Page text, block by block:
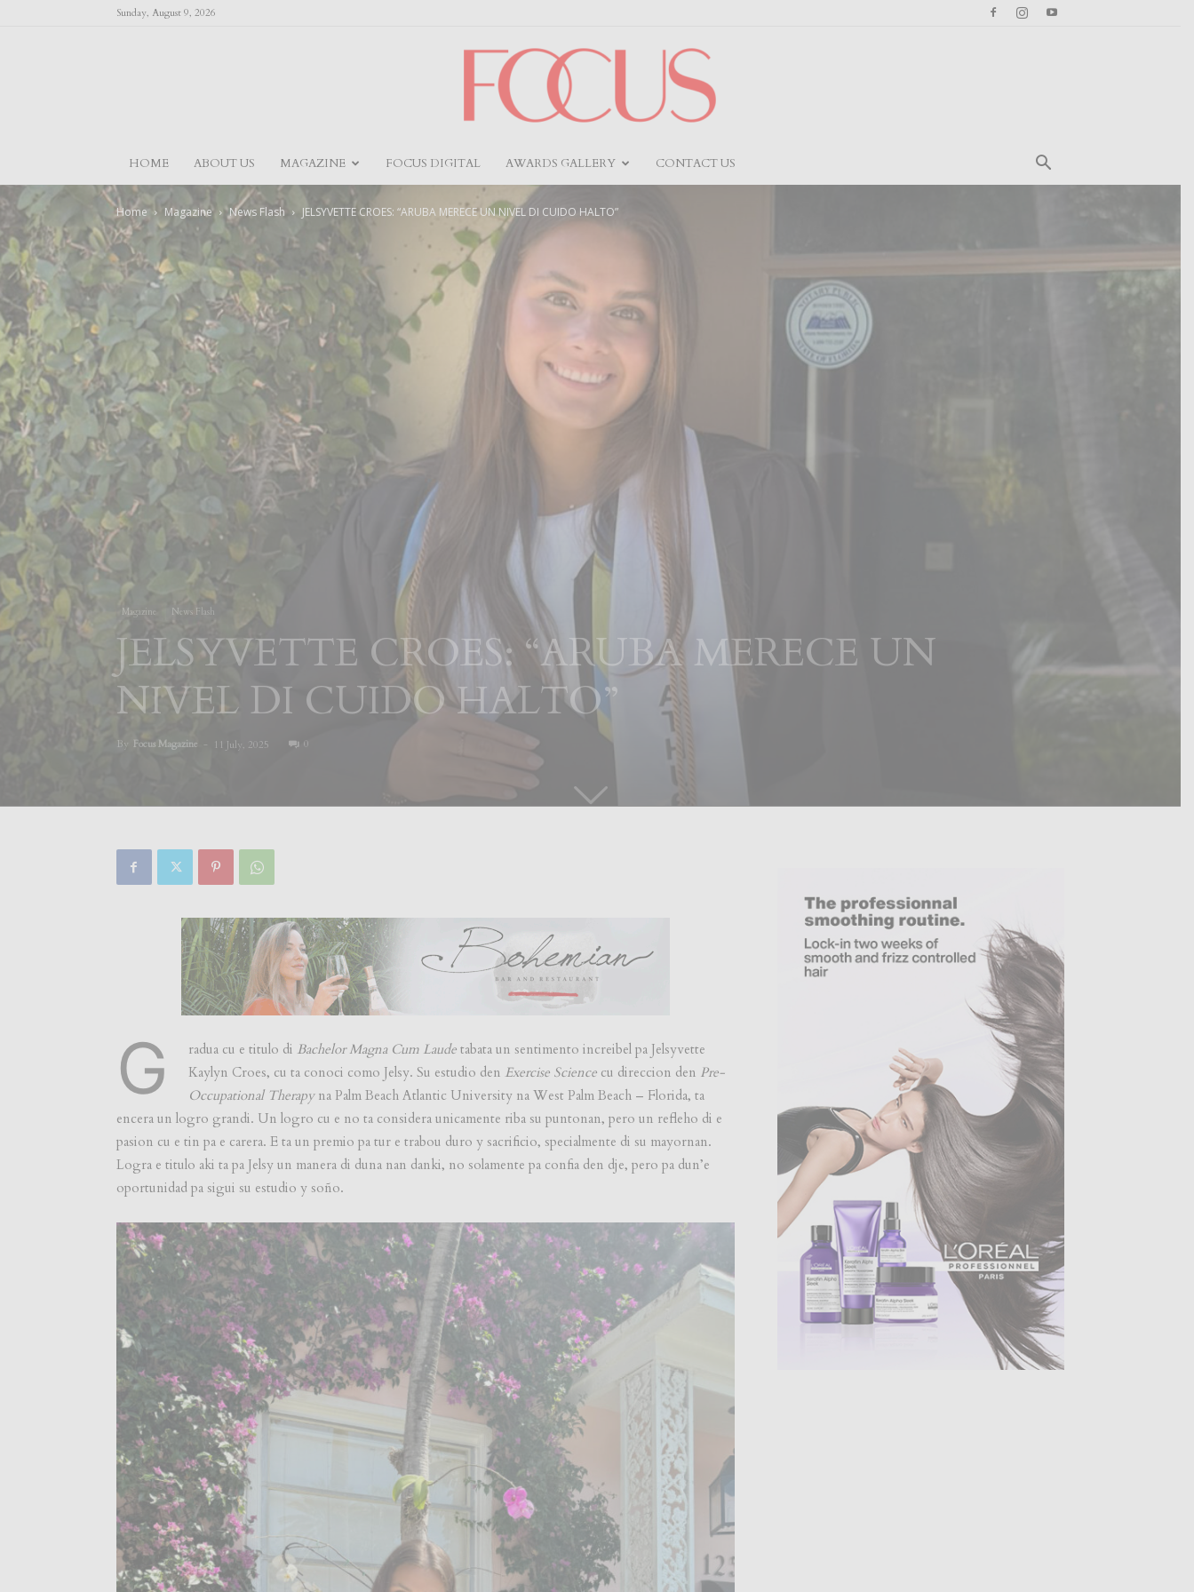
Sunday, August 9, 2026
HOME ABOUT US MAGAZINE FOCUS DIGITAL AWARDS GALLERY CONTACT US
Home Magazine News Flash JELSYVETTE CROES: “ARUBA MERECE UN NIVEL DI CUIDO HALTO”
Magazine News Flash
JELSYVETTE CROES: “ARUBA MERECE UN
NIVEL DI CUIDO HALTO”
By Focus Magazine - 11 July, 2025 0
G radua cu e titulo di Bachelor Magna Cum Laudetabata un sentimento increibel pa Jelsyvette
Kaylyn Croes, cu ta conoci como Jelsy. Su estudio den Exercise Sciencecu direccion den Pre-
Occupational Therapyna Palm Beach Atlantic University na West Palm Beach – Florida, ta
encera un logro grandi. Un logro cu e no ta considera unicamente riba su puntonan, pero un refleho di e
pasion cu e tin pa e carera. E ta un premio pa tur e trabou duro y sacrificio, specialmente di su mayornan.
Logra e titulo aki ta pa Jelsy un manera di duna nan danki, no solamente pa confia den dje, pero pa dun’e
oportunidad pa sigui su estudio y soño.